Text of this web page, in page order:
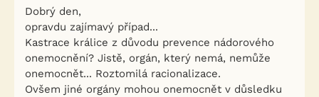
Dobrý den,
opravdu zajímavý případ...
Kastrace králice z důvodu prevence nádorového
onemocnění? Jistě, orgán, který nemá, nemůže
onemocnět... Roztomilá racionalizace.
Ovšem jiné orgány mohou onemocnět v důsledku